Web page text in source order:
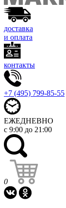
доставка
и оплата
контакты
+7 (495) 799-85-55
ЕЖЕДНЕВНО
с 9:00 до 21:00
0